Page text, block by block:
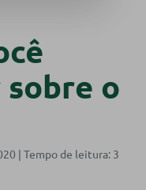
o
|